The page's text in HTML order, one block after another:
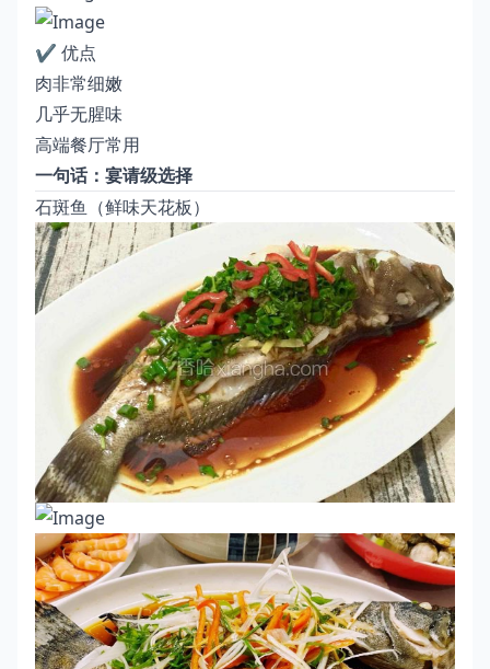
✔️ 优点
肉非常细嫩
几乎无腥味
高端餐厅常用
一句话：宴请级选择
石斑鱼（鲜味天花板）